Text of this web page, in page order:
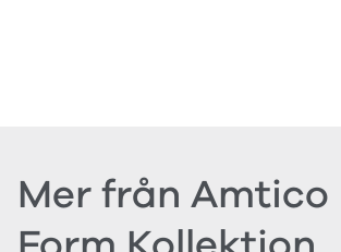
Mer från Amtico